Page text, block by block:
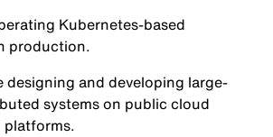
Kubernetes-based
production.
designing and developing large-
systems on public cloud